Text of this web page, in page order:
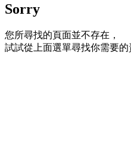
Sorry
您所尋找的頁面並不存在，
試試從上面選單尋找你需要的